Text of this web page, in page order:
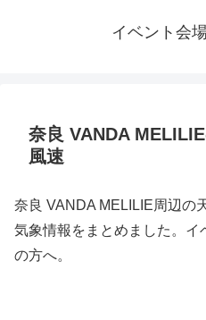
イベント会
奈良 VANDA
風速
奈良 VANDA MELILIE周辺の
気象情報をまとめました。イ
の方へ。